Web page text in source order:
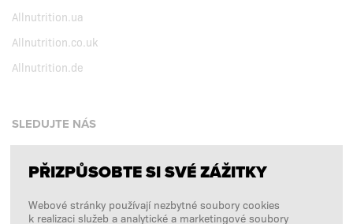
Allnutrition.ua
Allnutrition.co.uk
Allnutrition.de
SLEDUJTE NÁS
Facebook
Instagram
PŘIZPŮSOBTE SI SVÉ ZÁŽITKY
Webové stránky používají nezbytné soubory cookies
k realizaci služeb a analytické a marketingové soubory